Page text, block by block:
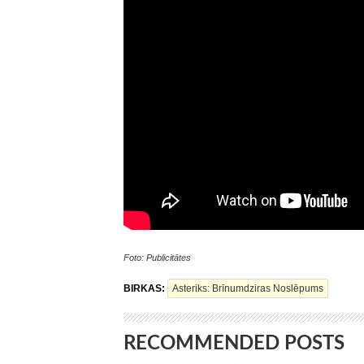
Foto: Publicitātes
BIRKAS: Asteriks: Brīnumdziras Noslēpums
RECOMMENDED POSTS